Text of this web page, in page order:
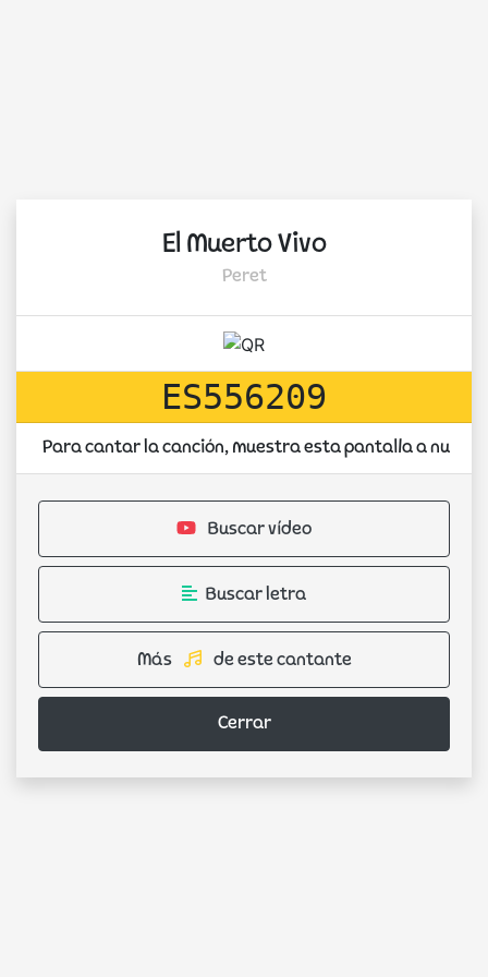
El Muerto Vivo
Peret
ES556209
Para cantar la canción, muestra esta pantalla a
Buscar vídeo
Buscar letra
Más de este cantante
Cerrar